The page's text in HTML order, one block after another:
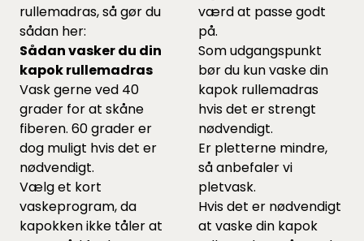
rullemadras, så gør du
sådan her:
Sådan vasker du din
kapok rullemadras
Vask gerne ved 40
grader for at skåne
fiberen. 60 grader er
dog muligt hvis det er
nødvendigt.
Vælg et kort
vaskeprogram, da
kapokken ikke tåler at
værd at passe godt
på.
Som udgangspunkt
bør du kun vaske din
kapok rullemadras
hvis det er strengt
nødvendigt.
Er pletterne mindre,
så anbefaler vi
pletvask.
Hvis det er nødvendigt
at vaske din kapok